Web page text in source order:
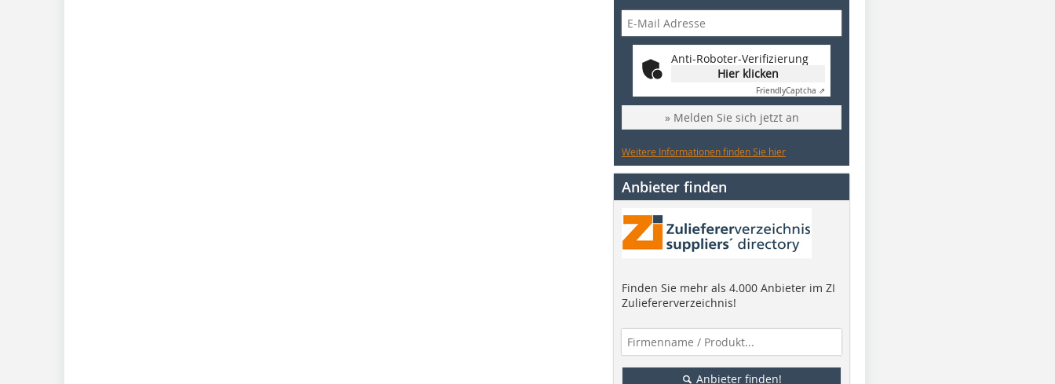
Anti-Roboter-Verifizierung
Hier klicken
FriendlyCaptcha ⇗
» Melden Sie sich jetzt an
Weitere Informationen finden Sie hier
Anbieter finden
Finden Sie mehr als 4.000 Anbieter im ZI
Zuliefererverzeichnis!
Anbieter finden!